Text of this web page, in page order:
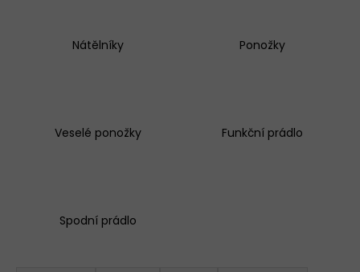
Nátělníky Ponožky
Veselé ponožky Funkční prádlo
Spodní prádlo